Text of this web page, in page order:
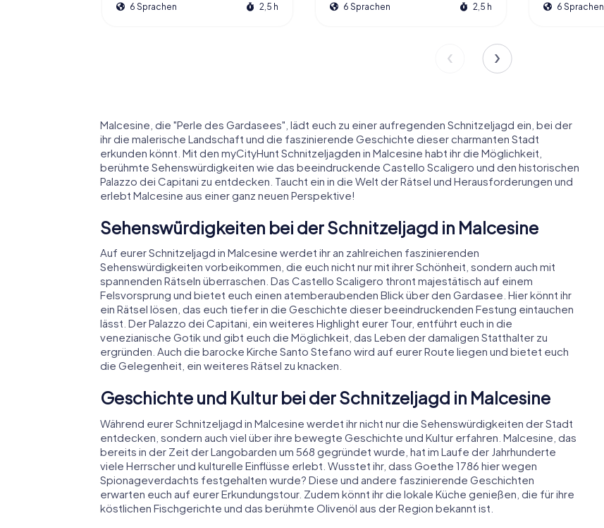
6 Sprachen 2,5 h 6 Sprachen 2,5 h 6 Sprachen
Malcesine, die "Perle des Gardasees", lädt euch zu einer aufregenden Schnitzeljagd ein, bei der
ihr die malerische Landschaft und die faszinierende Geschichte dieser charmanten Stadt
erkunden könnt. Mit den myCityHunt Schnitzeljagden in Malcesine habt ihr die Möglichkeit,
berühmte Sehenswürdigkeiten wie das beeindruckende Castello Scaligero und den historischen
Palazzo dei Capitani zu entdecken. Taucht ein in die Welt der Rätsel und Herausforderungen und
erlebt Malcesine aus einer ganz neuen Perspektive!
Sehenswürdigkeiten bei der Schnitzeljagd in Malcesine
Auf eurer Schnitzeljagd in Malcesine werdet ihr an zahlreichen faszinierenden
Sehenswürdigkeiten vorbeikommen, die euch nicht nur mit ihrer Schönheit, sondern auch mit
spannenden Rätseln überraschen. Das Castello Scaligero thront majestätisch auf einem
Felsvorsprung und bietet euch einen atemberaubenden Blick über den Gardasee. Hier könnt ihr
ein Rätsel lösen, das euch tiefer in die Geschichte dieser beeindruckenden Festung eintauchen
lässt. Der Palazzo dei Capitani, ein weiteres Highlight eurer Tour, entführt euch in die
venezianische Gotik und gibt euch die Möglichkeit, das Leben der damaligen Statthalter zu
ergründen. Auch die barocke Kirche Santo Stefano wird auf eurer Route liegen und bietet euch
die Gelegenheit, ein weiteres Rätsel zu knacken.
Geschichte und Kultur bei der Schnitzeljagd in Malcesine
Während eurer Schnitzeljagd in Malcesine werdet ihr nicht nur die Sehenswürdigkeiten der Stadt
entdecken, sondern auch viel über ihre bewegte Geschichte und Kultur erfahren. Malcesine, das
bereits in der Zeit der Langobarden um 568 gegründet wurde, hat im Laufe der Jahrhunderte
viele Herrscher und kulturelle Einflüsse erlebt. Wusstet ihr, dass Goethe 1786 hier wegen
Spionageverdachts festgehalten wurde? Diese und andere faszinierende Geschichten
erwarten euch auf eurer Erkundungstour. Zudem könnt ihr die lokale Küche genießen, die für ihre
köstlichen Fischgerichte und das berühmte Olivenöl aus der Region bekannt ist.